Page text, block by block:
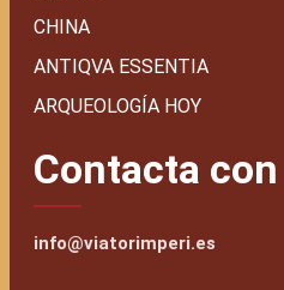
CHINA
ANTIQVA ESSENTIA
ARQUEOLOGÍA HOY
Contacta
info@viatorimperi.es